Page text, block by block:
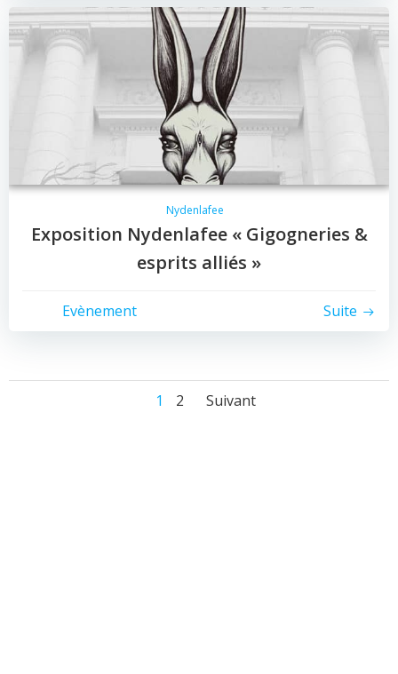
Nydenlafee
Exposition Nydenlafee « Gigogneries &
esprits alliés »
Evènement Suite
Posts
Page
1 Page
2
Posts
Suivant